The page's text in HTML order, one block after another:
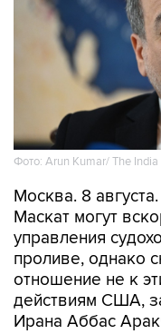
Фото: Arun Kumar/ The
Москва. 8
Маскат могут
управления
проливе, однако
отношение не к
действиям США,
Ирана Аббас